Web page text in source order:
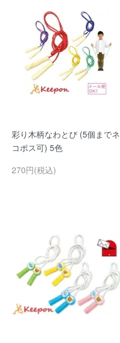
彩り木柄なわとび (5個までネ
コポス可) 5色
270円(税込)